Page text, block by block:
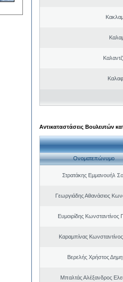
Αντικαταστάσεις Βουλευτών
Ονοματεπώνυμο
Στρατάκης Εμμανουήλ
Γεωργιάδης Αθανάσιος
Ευμοιρίδης Κωνσταντίνος
Καραμπίνας
Βερελής Χρήστος
Μπαλτάς Αλέξανδρος